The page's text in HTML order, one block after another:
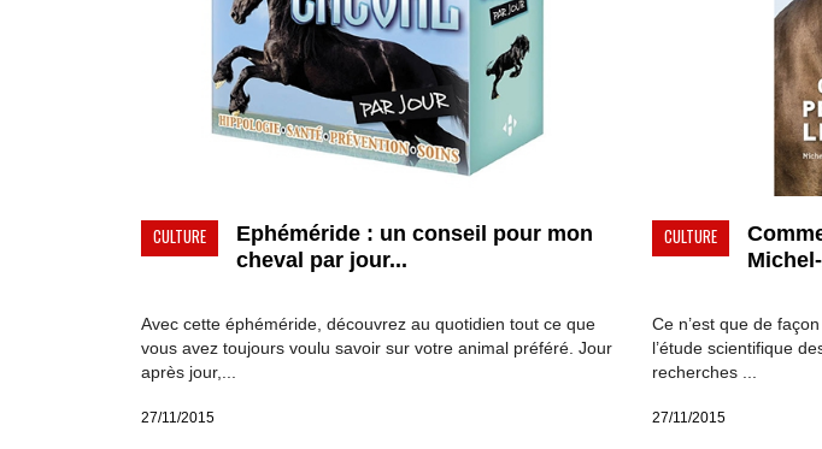
CULTURE
Ephéméride : un conseil pour mon
cheval par jour...
Avec cette éphéméride, découvrez au quotidien tout ce que
vous avez toujours voulu savoir sur votre animal préféré. Jour
après jour,...
27/11/2015
CULTURE
Ce n’est que de
l’étude scientifique
recherches ...
27/11/2015